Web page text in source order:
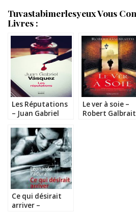
Tuvastabimerlesyeux Vous
Livres :
Les Réputations
– Juan Gabriel
Le ver à soie –
Robert
Ce qui désirait
arriver –